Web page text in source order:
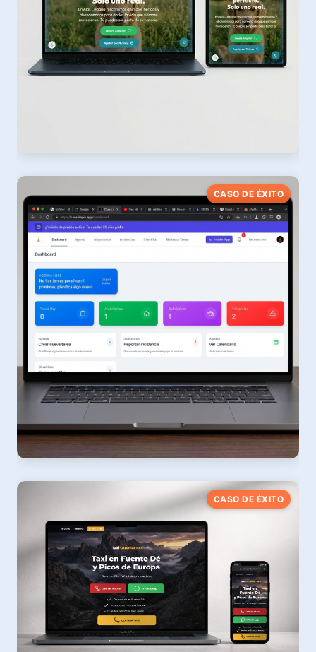
Protección Animal & Digitalización
Ver web
CASO DE ÉXITO
SaaS PWA para empresas de limpieza
Ver web
CASO DE ÉXITO